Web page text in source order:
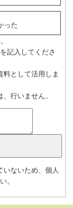
った
記入してくださ
として活用しま
行いません。
いないため、個人
。